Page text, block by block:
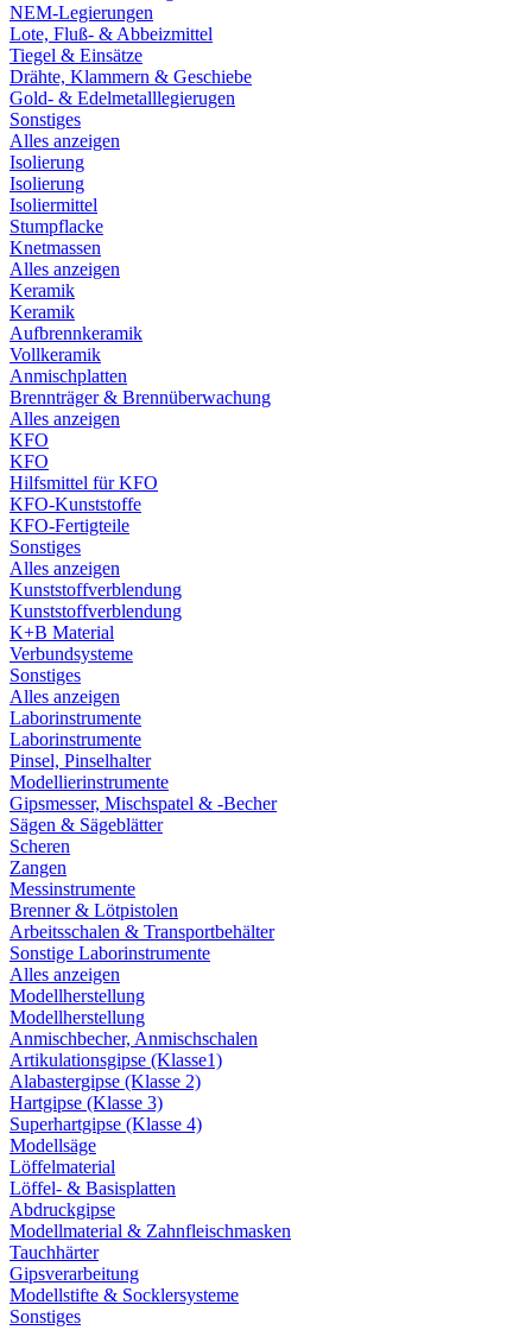
NEM-Legierungen
Lote, Fluß- & Abbeizmittel
Tiegel & Einsätze
Drähte, Klammern & Geschiebe
Gold- & Edelmetalllegierugen
Sonstiges
Alles anzeigen
Isolierung
Isolierung
Isoliermittel
Stumpflacke
Knetmassen
Alles anzeigen
Keramik
Keramik
Aufbrennkeramik
Vollkeramik
Anmischplatten
Brennträger & Brennüberwachung
Alles anzeigen
KFO
KFO
Hilfsmittel für KFO
KFO-Kunststoffe
KFO-Fertigteile
Sonstiges
Alles anzeigen
Kunststoffverblendung
Kunststoffverblendung
K+B Material
Verbundsysteme
Sonstiges
Alles anzeigen
Laborinstrumente
Laborinstrumente
Pinsel, Pinselhalter
Modellierinstrumente
Gipsmesser, Mischspatel & -Becher
Sägen & Sägeblätter
Scheren
Zangen
Messinstrumente
Brenner & Lötpistolen
Arbeitsschalen & Transportbehälter
Sonstige Laborinstrumente
Alles anzeigen
Modellherstellung
Modellherstellung
Anmischbecher, Anmischschalen
Artikulationsgipse (Klasse1)
Alabastergipse (Klasse 2)
Hartgipse (Klasse 3)
Superhartgipse (Klasse 4)
Modellsäge
Löffelmaterial
Löffel- & Basisplatten
Abdruckgipse
Modellmaterial & Zahnfleischmasken
Tauchhärter
Gipsverarbeitung
Modellstifte & Socklersysteme
Sonstiges